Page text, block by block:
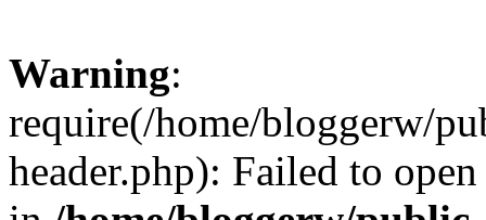
Warning:
require(/home/bloggerw/
header.php): Failed to